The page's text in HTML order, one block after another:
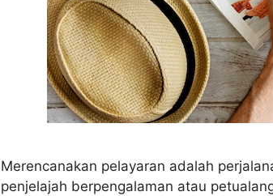
Merencanakan pelayaran adalah
penjelajah berpengalaman atau